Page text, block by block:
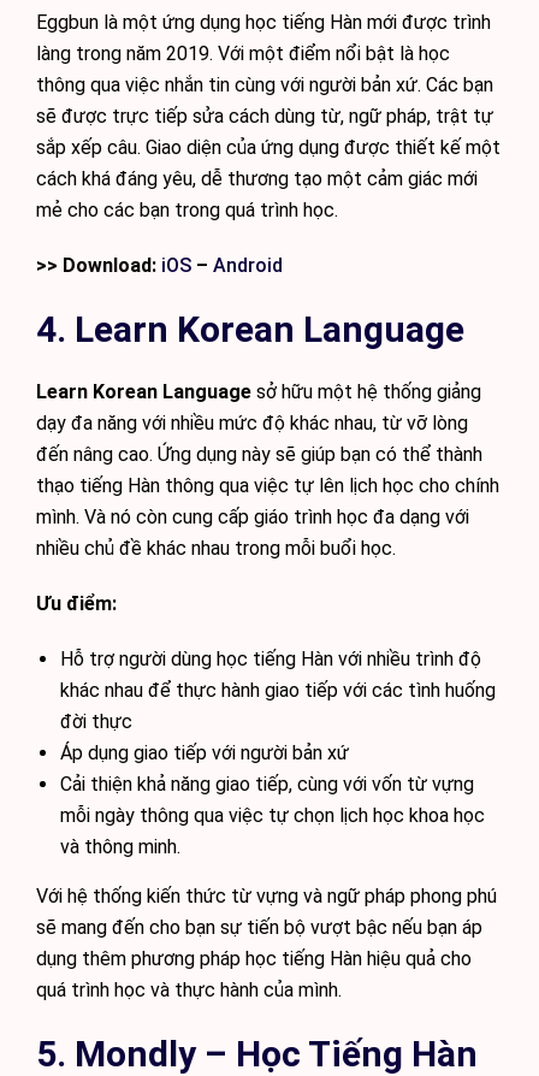
Eggbun là một ứng dụng học tiếng Hàn mới được trình
làng trong năm 2019. Với một điểm nổi bật là học
thông qua việc nhắn tin cùng với người bản xứ. Các bạn
sẽ được trực tiếp sửa cách dùng từ, ngữ pháp, trật tự
sắp xếp câu. Giao diện của ứng dụng được thiết kế một
cách khá đáng yêu, dễ thương tạo một cảm giác mới
mẻ cho các bạn trong quá trình học.
>> Download: iOS – Android
4. Learn Korean Language
Learn Korean Language sở hữu một hệ thống giảng
dạy đa năng với nhiều mức độ khác nhau, từ vỡ lòng
đến nâng cao. Ứng dụng này sẽ giúp bạn có thể thành
thạo tiếng Hàn thông qua việc tự lên lịch học cho chính
mình. Và nó còn cung cấp giáo trình học đa dạng với
nhiều chủ đề khác nhau trong mỗi buổi học.
Ưu điểm:
Hỗ trợ người dùng học tiếng Hàn với nhiều trình độ
khác nhau để thực hành giao tiếp với các tình huống
đời thực
Áp dụng giao tiếp với người bản xứ
Cải thiện khả năng giao tiếp, cùng với vốn từ vựng
mỗi ngày thông qua việc tự chọn lịch học khoa học
và thông minh.
Với hệ thống kiến thức từ vựng và ngữ pháp phong phú
sẽ mang đến cho bạn sự tiến bộ vượt bậc nếu bạn áp
dụng thêm phương pháp học tiếng Hàn hiệu quả cho
quá trình học và thực hành của mình.
5. Mondly – Học Tiếng Hàn